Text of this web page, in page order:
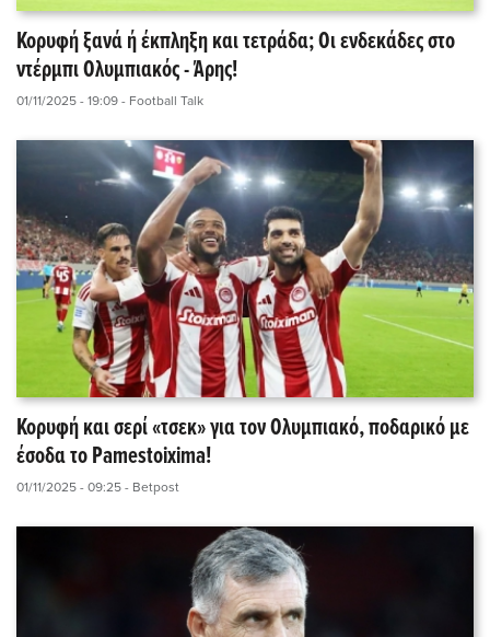
Κορυφή ξανά ή έκπληξη και τετράδα; Οι ενδεκάδες στο
ντέρμπι Ολυμπιακός - Άρης!
01/11/2025 - 19:09 - Football Talk
Κορυφή και σερί «τσεκ» για τον Ολυμπιακό, ποδαρικό με
έσοδα το Pamestoixima!
01/11/2025 - 09:25 - Betpost